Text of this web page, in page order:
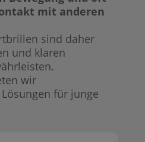
mit anderen
sind daher
und klaren
wir
für junge